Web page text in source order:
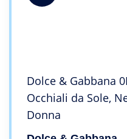
Dolce & Gabbana
Occhiali da Sole,
Donna